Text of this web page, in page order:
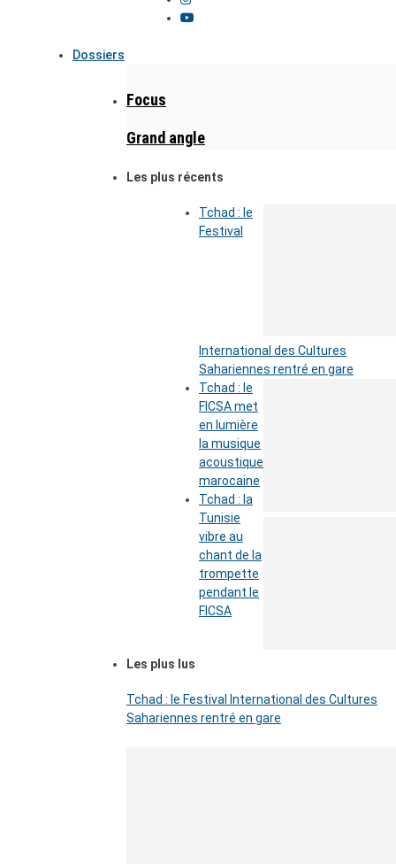
Dossiers
Focus
Grand angle
Les plus récents
Tchad : le
Festival
International des Cultures
Sahariennes rentré en gare
Tchad : le
FICSA met
en lumière
la musique
acoustique
marocaine
Tchad : la
Tunisie
vibre au
chant de la
trompette
pendant le
FICSA
Les plus lus
Tchad : le Festival International des Cultures
Sahariennes rentré en gare